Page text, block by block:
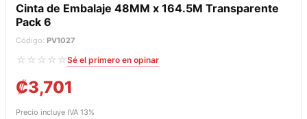
Cinta de Embalaje 48MM x 164.5M Transparente
Pack 6
Código: PV1027
☆☆☆☆☆Sé el primero en opinar
₡3,701
Precio incluye IVA 13%